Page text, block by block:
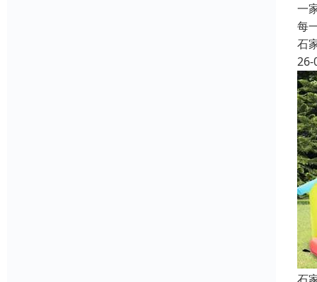
一
每
石
26-